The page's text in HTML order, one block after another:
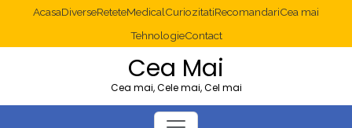
AcasaDiverseReteteMedicalCuriozitatiRecomandariCea mai
TehnologieContact
Cea Mai
Cea mai, Cele mai, Cel mai